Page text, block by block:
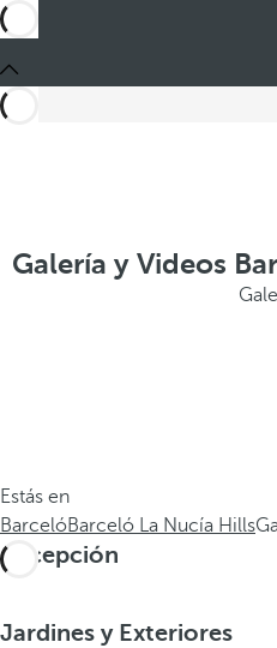
Galería y Videos
Estás en
BarcelóBarceló La Nucía Hills
Recepción
Jardines y Exteriores